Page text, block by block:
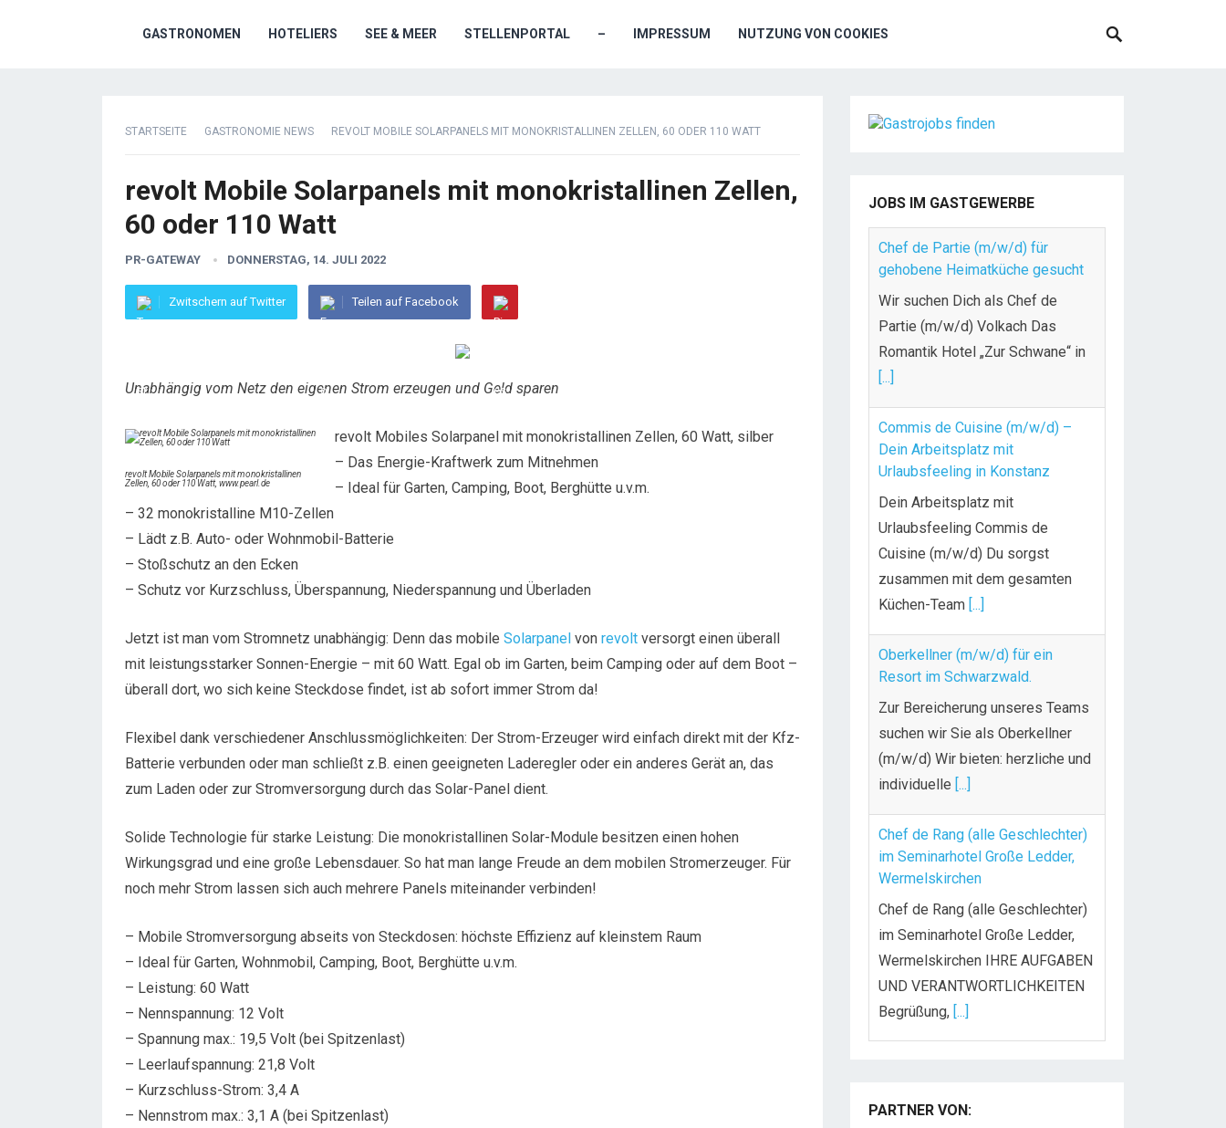
GASTRONOMEN HOTELIERS SEE & MEER STELLENPORTAL – IMPRESSUM NUTZUNG VON COOKIES
STARTSEITE GASTRONOMIE NEWS REVOLT MOBILE SOLARPANELS MIT MONOKRISTALLINEN ZELLEN, 60 ODER 110 WATT
revolt Mobile Solarpanels mit monokristallinen Zellen,
60 oder 110 Watt
PR-GATEWAY DONNERSTAG, 14. JULI 2022
Zwitschern auf Twitter Teilen auf Facebook
Unabhängig vom Netz den eigenen Strom erzeugen und Geld sparen
revolt Mobile Solarpanels mit monokristallinen
Zellen, 60 oder 110 Watt, www.pearl.de
revolt Mobiles Solarpanel mit monokristallinen Zellen, 60 Watt, silber
– Das Energie-Kraftwerk zum Mitnehmen
– Ideal für Garten, Camping, Boot, Berghütte u.v.m.
– 32 monokristalline M10-Zellen
– Lädt z.B. Auto- oder Wohnmobil-Batterie
– Stoßschutz an den Ecken
– Schutz vor Kurzschluss, Überspannung, Niederspannung und Überladen
Jetzt ist man vom Stromnetz unabhängig: Denn das mobile Solarpanel von revolt versorgt einen überall
mit leistungsstarker Sonnen-Energie – mit 60 Watt. Egal ob im Garten, beim Camping oder auf dem Boot –
überall dort, wo sich keine Steckdose findet, ist ab sofort immer Strom da!
Flexibel dank verschiedener Anschlussmöglichkeiten: Der Strom-Erzeuger wird einfach direkt mit der Kfz-
Batterie verbunden oder man schließt z.B. einen geeigneten Laderegler oder ein anderes Gerät an, das
zum Laden oder zur Stromversorgung durch das Solar-Panel dient.
Solide Technologie für starke Leistung: Die monokristallinen Solar-Module besitzen einen hohen
Wirkungsgrad und eine große Lebensdauer. So hat man lange Freude an dem mobilen Stromerzeuger. Für
noch mehr Strom lassen sich auch mehrere Panels miteinander verbinden!
– Mobile Stromversorgung abseits von Steckdosen: höchste Effizienz auf kleinstem Raum
– Ideal für Garten, Wohnmobil, Camping, Boot, Berghütte u.v.m.
– Leistung: 60 Watt
– Nennspannung: 12 Volt
– Spannung max.: 19,5 Volt (bei Spitzenlast)
– Leerlaufspannung: 21,8 Volt
– Kurzschluss-Strom: 3,4 A
– Nennstrom max.: 3,1 A (bei Spitzenlast)
JOBS IM GASTGEWERBE
Chef de Partie (m/w/d) für
gehobene Heimatküche gesucht
Wir suchen Dich als Chef de
Partie (m/w/d) Volkach Das
Romantik Hotel „Zur Schwane“ in
[...]
Commis de Cuisine (m/w/d) –
Dein Arbeitsplatz mit
Urlaubsfeeling in Konstanz
Dein Arbeitsplatz mit
Urlaubsfeeling Commis de
Cuisine (m/w/d) Du sorgst
zusammen mit dem gesamten
Küchen-Team [...]
Oberkellner (m/w/d) für ein
Resort im Schwarzwald.
Zur Bereicherung unseres Teams
suchen wir Sie als Oberkellner
(m/w/d) Wir bieten: herzliche und
individuelle [...]
Chef de Rang (alle Geschlechter)
im Seminarhotel Große Ledder,
Wermelskirchen
Chef de Rang (alle Geschlechter)
im Seminarhotel Große Ledder,
Wermelskirchen IHRE AUFGABEN
UND VERANTWORTLICHKEITEN
Begrüßung, [...]
Waldsee mit über 175
PARTNER VON: